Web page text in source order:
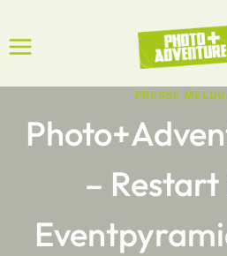
Inhalt
springen
PRESSE
–